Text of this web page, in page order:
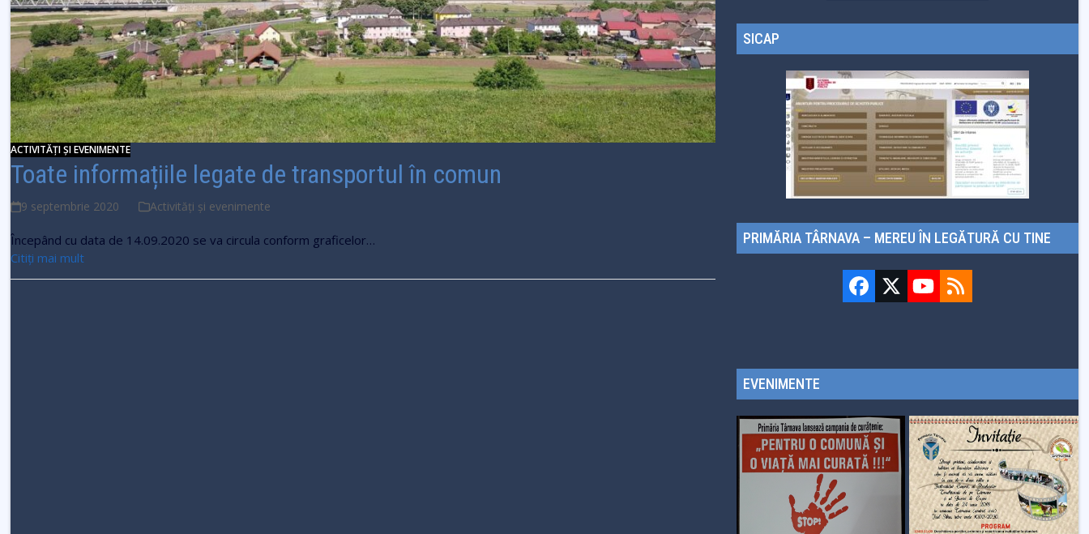
ACTIVITĂȚI ȘI EVENIMENTE
Toate informațiile legate de transportul în comun
9 septembrie 2020 Activități și evenimente
Începând cu data de 14.09.2020 se va circula conform graficelor…
Citiți mai mult
SICAP
PRIMĂRIA TÂRNAVA – MEREU ÎN LEGĂTURĂ CU TINE
Facebook
TwitterYouTube
RSS
EVENIMENTE